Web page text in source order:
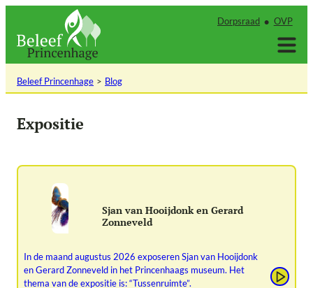
inhoud
Dorpsraad OVP
Beleef Princenhage Blog
Expositie
Sjan van Hooijdonk en Gerard
Zonneveld
In de maand augustus 2026 exposeren Sjan van Hooijdonk
en Gerard Zonneveld in het Princenhaags museum. Het
thema van de expositie is: “Tussenruimte”.